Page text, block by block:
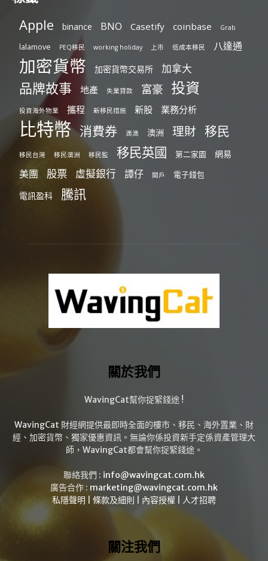
Apple binance BNO Casetify coinbase Grab
lalamove PEQ移民 working holiday 上市 低成本移民 八達通
加密貨幣 加密貨幣交易所 加拿大
品牌故事 地產 失業貸款 富豪 投資
投資海外物業 攜程 新移民措施 新股 業務分析
比特幣 消費券 滴滴 澳洲 理財 移民
移民台灣 移民澳洲 移民監 移民英國 第二家園 網易
美團 股票 虛擬銀行 譚仔 開戶 電子錢包
電訊盈科 騰訊
關於我們
WavingCat幫你捉緊錢途 !
WavingCat 財經網提供最即時全面的樓市、移民、海外置業、財
經、加密貨幣、獨家優惠資訊。無論你係投資新手定係資產管理大
師，WavingCat都會幫你捉緊錢途。
聯絡我們 : info@wavingcat.com.hk
廣告合作 : marketing@wavingcat.com.hk
私隱聲明
條款及細則 內容授權 人才招聘
關注我們